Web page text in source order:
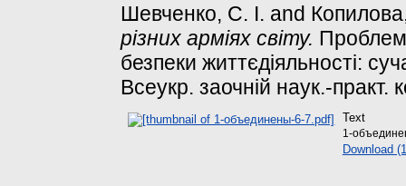
Шевченко, С. І. and
різних арміях світу.
безпеки життєдіяльності:
Всеукр. заочній наук.-
Text
1-
Download